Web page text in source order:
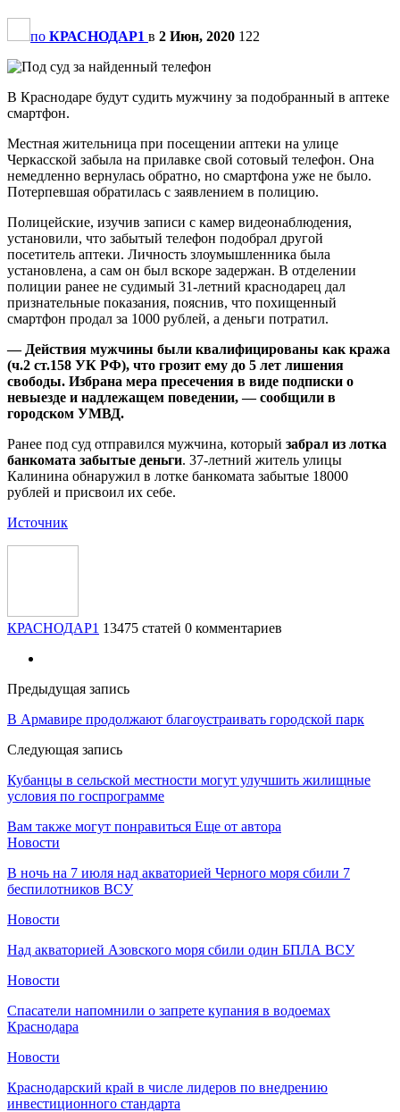
по КРАСНОДАР1 в 2 Июн, 2020 122
В Краснодаре будут судить мужчину за подобранный в аптеке
смартфон.
Местная жительница при посещении аптеки на улице
Черкасской забыла на прилавке свой сотовый телефон. Она
немедленно вернулась обратно, но смартфона уже не было.
Потерпевшая обратилась с заявлением в полицию.
Полицейские, изучив записи с камер видеонаблюдения,
установили, что забытый телефон подобрал другой
посетитель аптеки. Личность злоумышленника была
установлена, а сам он был вскоре задержан. В отделении
полиции ранее не судимый 31-летний краснодарец дал
признательные показания, пояснив, что похищенный
смартфон продал за 1000 рублей, а деньги потратил.
— Действия мужчины были квалифицированы как кража
(ч.2 ст.158 УК РФ), что грозит ему до 5 лет лишения
свободы. Избрана мера пресечения в виде подписки о
невыезде и надлежащем поведении, — сообщили в
городском УМВД.
Ранее под суд отправился мужчина, который забрал из лотка
банкомата забытые деньги. 37-летний житель улицы
Калинина обнаружил в лотке банкомата забытые 18000
рублей и присвоил их себе.
Источник
КРАСНОДАР1 13475 статей 0 комментариев
Предыдущая запись
В Армавире продолжают благоустраивать городской парк
Следующая запись
Кубанцы в сельской местности могут улучшить жилищные
условия по госпрограмме
Вам также могут понравиться Еще от автора
Новости
В ночь на 7 июля над акваторией Черного моря сбили 7
беспилотников ВСУ
Новости
Над акваторией Азовского моря сбили один БПЛА ВСУ
Новости
Спасатели напомнили о запрете купания в водоемах
Краснодара
Новости
Краснодарский край в числе лидеров по внедрению
инвестиционного стандарта